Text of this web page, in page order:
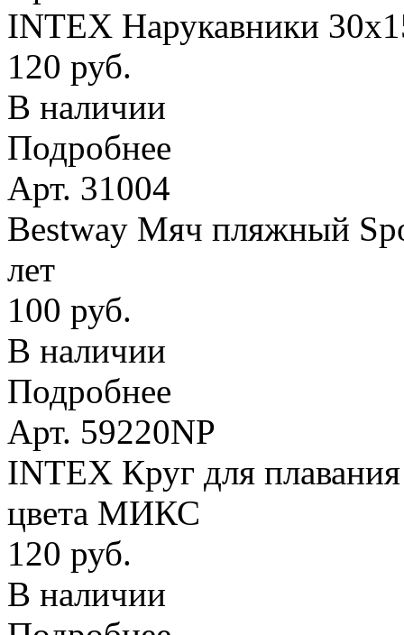
INTEX Нарукавники
120 руб.
В наличии
Подробнее
Арт. 31004
Bestway Мяч пляжный
лет
100 руб.
В наличии
Подробнее
Арт. 59220NP
INTEX Круг для
цвета МИКС
120 руб.
В наличии